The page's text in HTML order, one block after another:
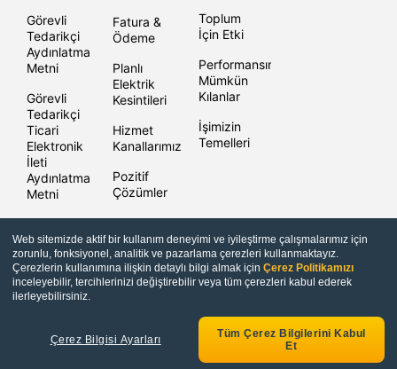
Web sitemizde aktif bir kullanım deneyimi ve iyileştirme çalışmalarımız için
zorunlu, fonksiyonel, analitik ve pazarlama çerezleri kullanmaktayız.
Çerezlerin kullanımına ilişkin detaylı bilgi almak içinÇerez Politikamızı
inceleyebilir, tercihlerinizi değiştirebilir veya tüm çerezleri kabul ederek
ilerleyebilirsiniz.
Çerez Bilgisi Ayarları
Tüm Çerez Bilgilerini Kabul
Et
Görevli
Tedarikçi
Aydınlatma
Metni
Görevli
Tedarikçi
Ticari
Elektronik
İleti
Aydınlatma
Metni
Güvenliği
Fatura &
Ödeme
Planlı
Elektrik
Kesintileri
Hizmet
Kanallarımız
Pozitif
Çözümler
Toplum
İçin Etki
Performansımızı
Mümkün
Kılanlar
İşimizin
Temelleri
Copyright © Enerjisa 2021 |
Sıkça Sorulan
Güvence Bedeli
Sorgulama